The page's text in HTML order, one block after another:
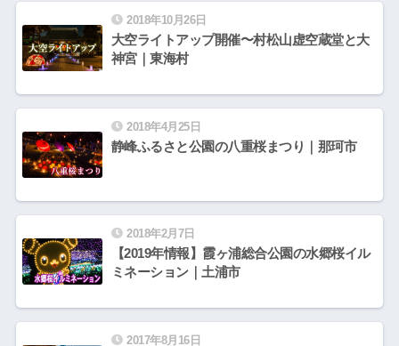
2018年10月26日
大空ライトアップ開催〜村松山虚空蔵堂と大
神宮｜東海村
2018年4月25日
静峰ふるさと公園の八重桜まつり｜那珂市
2018年2月7日
【2019年情報】霞ヶ浦総合公園の水郷桜イル
ミネーション｜土浦市
2017年8月16日